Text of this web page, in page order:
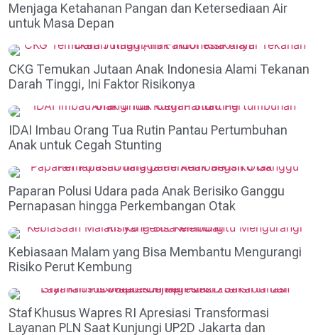
Menjaga Ketahanan Pangan dan Ketersediaan Air
untuk Masa Depan
CKG Temukan Jutaan Anak Indonesia Alami Tekanan
Darah Tinggi, Ini Faktor Risikonya
IDAI Imbau Orang Tua Rutin Pantau Pertumbuhan
Anak untuk Cegah Stunting
Paparan Polusi Udara pada Anak Berisiko Ganggu
Pernapasan hingga Perkembangan Otak
Kebiasaan Malam yang Bisa Membantu Mengurangi
Risiko Perut Kembung
Staf Khusus Wapres RI Apresiasi Transformasi
Layanan PLN Saat Kunjungi UP2D Jakarta dan